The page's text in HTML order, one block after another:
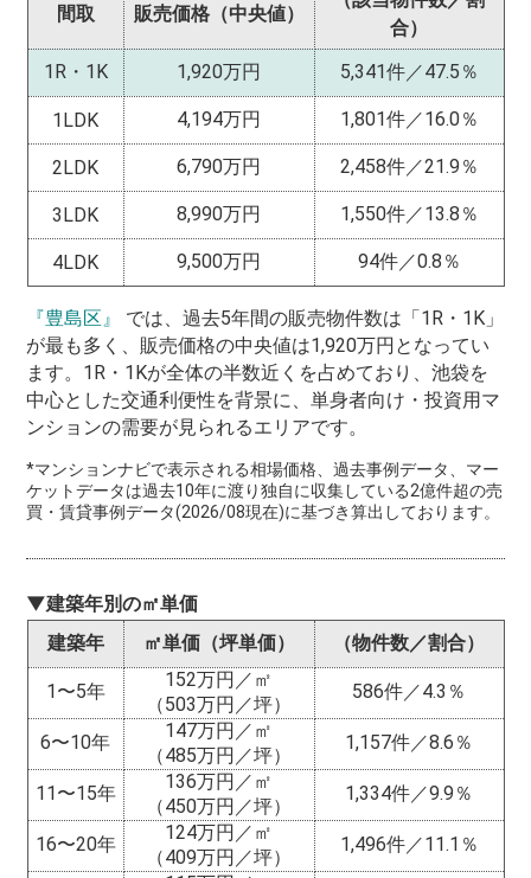
間取 販売価格（中央値）
合）
1R・1K
1,920万円 5,341件／47.5％
1LDK 4,194万円 1,801件／16.0％
2LDK 6,790万円 2,458件／21.9％
3LDK 8,990万円 1,550件／13.8％
4LDK 9,500万円 94件／0.8％
『豊島区』
では、過去5年間の販売物件数は「1R・1K」
が最も多く、販売価格の中央値は1,920万円となってい
ます。1R・1Kが全体の半数近くを占めており、池袋を
中心とした交通利便性を背景に、単身者向け・投資用マ
ンションの需要が見られるエリアです。
*マンションナビで表示される相場価格、過去事例データ、マー
ケットデータは過去10年に渡り独自に収集している2億件超の売
買・賃貸事例データ(2026/08現在)に基づき算出しております。
▼建築年別の㎡単価
建築年
㎡単価（坪単価） （物件数／割合）
1〜5年
152万円／㎡
（503万円／坪）
586件／4.3％
6〜10年
147万円／㎡
（485万円／坪）
1,157件／8.6％
11〜15年
136万円／㎡
（450万円／坪）
1,334件／9.9％
16〜20年
124万円／㎡
（409万円／坪）
1,496件／11.1％